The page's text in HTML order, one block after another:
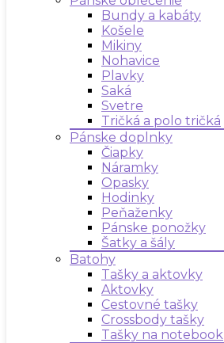
Bundy a kabáty
Košele
Mikiny
Nohavice
Plavky
Saká
Svetre
Tričká a polo tričká
Pánske doplnky
Čiapky
Náramky
Opasky
Hodinky
Peňaženky
Pánske ponožky
Šatky a šály
Batohy
Tašky a aktovky
Aktovky
Cestovné tašky
Crossbody tašky
Tašky na notebook